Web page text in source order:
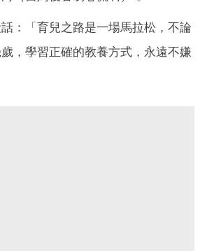
：「育兒之路是一場馬拉松，不論
，學習正確的教養方式，永遠不嫌